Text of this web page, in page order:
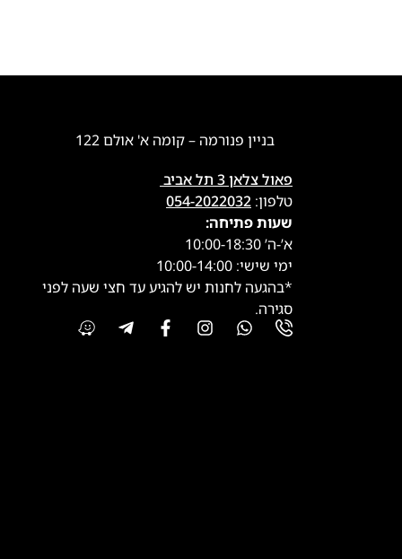
בניין פנורמה – קומה א' אולם 122
פאול צלאן 3 תל אביב
טלפון: 054-2022032
שעות פתיחה:
א’-ה’ 10:00-18:30
ימי שישי: 10:00-14:00
*בהגעה לחנות יש להגיע עד חצי שעה לפני
סגירה.